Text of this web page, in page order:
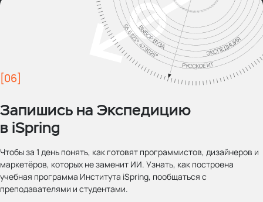
[06]
Запишись на Экспедицию
в iSpring
Чтобы за 1 день понять, как готовят программистов, дизайнеров и
маркетёров, которых не заменит ИИ. Узнать, как построена
учебная программа Института iSpring, пообщаться с
преподавателями и студентами.